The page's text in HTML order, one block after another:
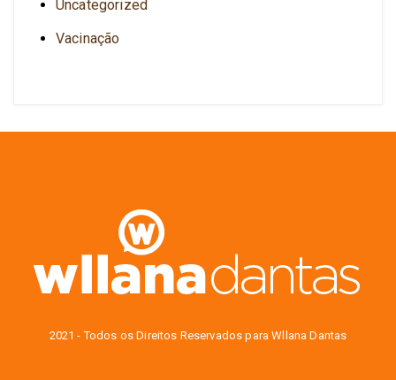
Uncategorized
Vacinação
2021 - Todos os Direitos Reservados para Wllana Dantas